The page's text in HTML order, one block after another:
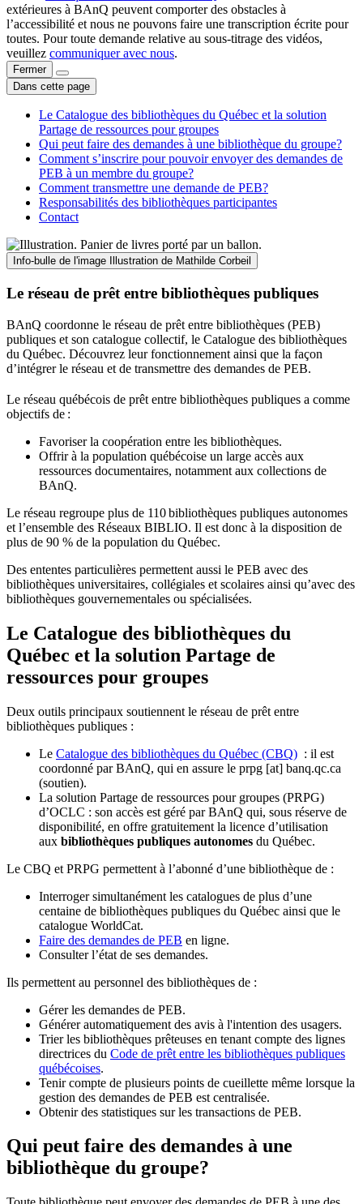
extérieures à BAnQ peuvent comporter des obstacles à
l’accessibilité et nous ne pouvons faire une transcription écrite pour
toutes. Pour toute demande relative au sous-titrage des vidéos,
veuillez communiquer avec nous.
Fermer
Dans cette page
Le Catalogue des bibliothèques du Québec et la solution
Partage de ressources pour groupes
Qui peut faire des demandes à une bibliothèque du groupe?
Comment s’inscrire pour pouvoir envoyer des demandes de
PEB à un membre du groupe?
Comment transmettre une demande de PEB?
Responsabilités des bibliothèques participantes
Contact
Info-bulle de l'image Illustration de Mathilde Corbeil
Le réseau de prêt entre bibliothèques publiques
BAnQ coordonne le réseau de prêt entre bibliothèques (PEB)
publiques et son catalogue collectif, le Catalogue des bibliothèques
du Québec. Découvrez leur fonctionnement ainsi que la façon
d’intégrer le réseau et de transmettre des demandes de PEB.
Le réseau québécois de prêt entre bibliothèques publiques a comme
objectifs de :
Favoriser la coopération entre les bibliothèques.
Offrir à la population québécoise un large accès aux
ressources documentaires, notamment aux collections de
BAnQ.
Le réseau regroupe plus de 110bibliothèques publiques autonomes
et l’ensemble des Réseaux BIBLIO. Il est donc à la disposition de
plus de 90 % de la population du Québec.
Des ententes particulières permettent aussi le PEB avec des
bibliothèques universitaires, collégiales et scolaires ainsi qu’avec des
bibliothèques gouvernementales ou spécialisées.
Le Catalogue des bibliothèques du
Québec et la solution Partage de
ressources pour groupes
Deux outils principaux soutiennent le réseau de prêt entre
bibliothèques publiques :
Le Catalogue des bibliothèques du Québec (CBQ) : il est
coordonné par BAnQ, qui en assure le prpg [at] banq.qc.ca
(soutien).
La solution Partage de ressources pour groupes (PRPG)
d’OCLC : son accès est géré par BAnQ qui, sous réserve de
disponibilité, en offre gratuitement la licence d’utilisation
aux bibliothèques publiques autonomes du Québec.
Le CBQ et PRPG permettent à l’abonné d’une bibliothèque de :
Interroger simultanément les catalogues de plus d’une
centaine de bibliothèques publiques du Québec ainsi que le
catalogue WorldCat.
Faire des demandes de PEB en ligne.
Consulter l’état de ses demandes.
Ils permettent au personnel des bibliothèques de :
Gérer les demandes de PEB.
Générer automatiquement des avis à l'intention des usagers.
Trier les bibliothèques prêteuses en tenant compte des lignes
directrices du Code de prêt entre les bibliothèques publiques
québécoises.
Tenir compte de plusieurs points de cueillette même lorsque la
gestion des demandes de PEB est centralisée.
Obtenir des statistiques sur les transactions de PEB.
Qui peut faire des demandes à une
bibliothèque du groupe?